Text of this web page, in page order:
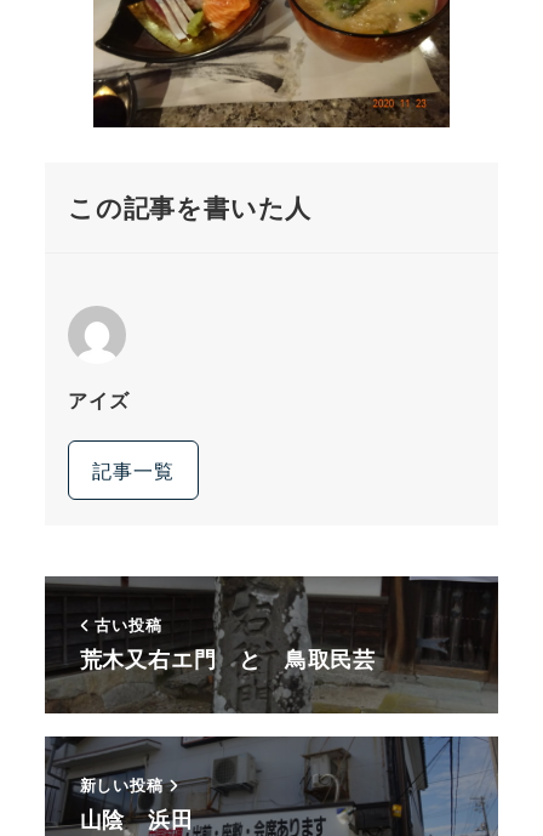
この記事を書いた人
アイズ
記事一覧
古い投稿
荒木又右エ門 と 鳥取民芸
新しい投稿
山陰 浜田